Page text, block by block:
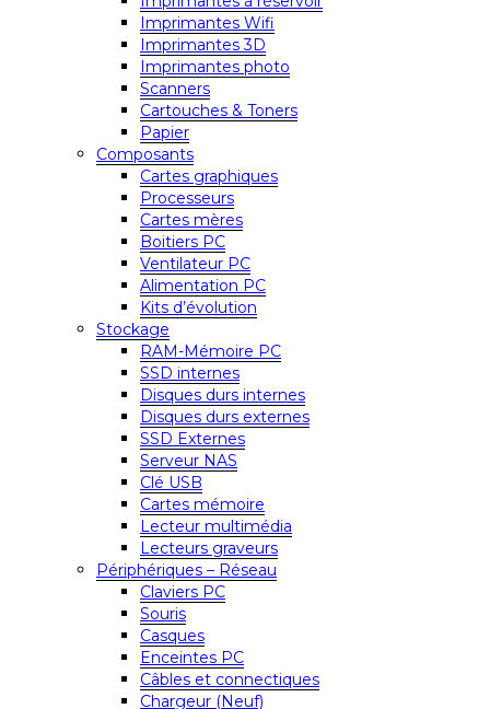
Imprimantes Wifi
Imprimantes 3D
Imprimantes photo
Scanners
Cartouches & Toners
Papier
Composants
Cartes graphiques
Processeurs
Cartes mères
Boitiers PC
Ventilateur PC
Alimentation PC
Kits d’évolution
Stockage
RAM-Mémoire PC
SSD internes
Disques durs internes
Disques durs externes
SSD Externes
Serveur NAS
Clé USB
Cartes mémoire
Lecteur multimédia
Lecteurs graveurs
Périphériques – Réseau
Claviers PC
Souris
Casques
Enceintes PC
Câbles et connectiques
Chargeur (Neuf)